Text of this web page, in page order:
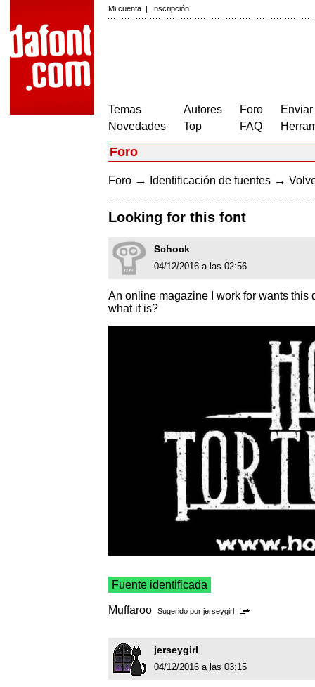
Mi cuenta | Inscripción
Temas
Novedades
Autores
Top
Foro
FAQ
Foro
Foro → Identificación de fuentes →
Looking for this font
Schock
04/12/2016 a las 02:56
An online magazine I work for wants this
what it is?
Fuente identificada
Muffaroo Sugerido por jerseygirl
jerseygirl
04/12/2016 a las 03:15